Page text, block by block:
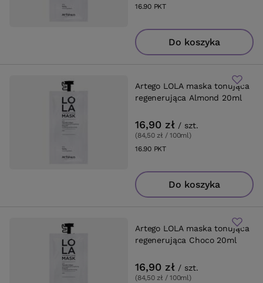
16.90PKTpunktów
Do koszyka
Artego LOLA maska tonująca
regenerująca Almond 20ml
16,90 zł / szt.
(84,50 zł / 100ml)
16.90PKTpunktów
Do koszyka
Artego LOLA maska tonująca
regenerująca Choco 20ml
16,90 zł / szt.
(84,50 zł / 100ml)